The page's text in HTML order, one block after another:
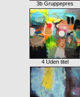
3b Gruppepres
4 Uden titel